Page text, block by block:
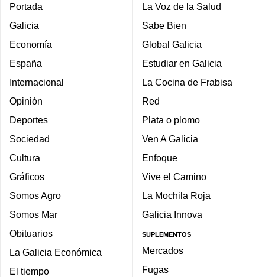
Portada
Galicia
Economía
España
Internacional
Opinión
Deportes
Sociedad
Cultura
Gráficos
Somos Agro
Somos Mar
Obituarios
La Galicia Económica
El tiempo
La Voz de la Salud
Sabe Bien
Global Galicia
Estudiar en Galicia
La Cocina de Frabisa
Red
Plata o plomo
Ven A Galicia
Enfoque
Vive el Camino
La Mochila Roja
Galicia Innova
SUPLEMENTOS
Mercados
Fugas